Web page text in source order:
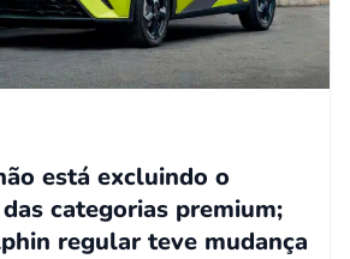
está excluindo o
categorias premium;
regular teve mudança